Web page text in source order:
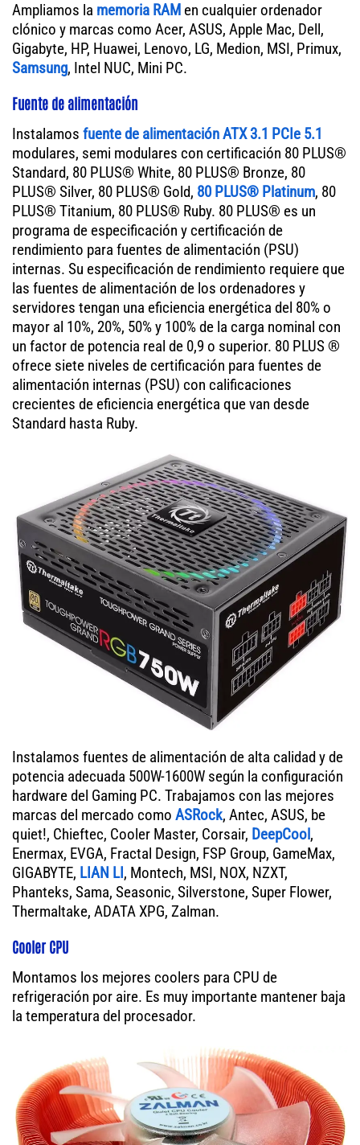
Ampliamos la memoria RAM en cualquier ordenador
clónico y marcas como Acer, ASUS, Apple Mac, Dell,
Gigabyte, HP, Huawei, Lenovo, LG, Medion, MSI, Primux,
Samsung, Intel NUC, Mini PC.
Fuente de alimentación
Instalamos fuente de alimentación ATX 3.1 PCIe 5.1
modulares, semi modulares con certificación 80 PLUS®
Standard, 80 PLUS® White, 80 PLUS® Bronze, 80
PLUS® Silver, 80 PLUS® Gold, 80 PLUS® Platinum, 80
PLUS® Titanium, 80 PLUS® Ruby. 80 PLUS® es un
programa de especificación y certificación de
rendimiento para fuentes de alimentación (PSU)
internas. Su especificación de rendimiento requiere que
las fuentes de alimentación de los ordenadores y
servidores tengan una eficiencia energética del 80% o
mayor al 10%, 20%, 50% y 100% de la carga nominal con
un factor de potencia real de 0,9 o superior. 80 PLUS ®
ofrece siete niveles de certificación para fuentes de
alimentación internas (PSU) con calificaciones
crecientes de eficiencia energética que van desde
Standard hasta Ruby.
Instalamos fuentes de alimentación de alta calidad y de
potencia adecuada 500W-1600W según la configuración
hardware del Gaming PC. Trabajamos con las mejores
marcas del mercado como ASRock, Antec, ASUS, be
quiet!, Chieftec, Cooler Master, Corsair, DeepCool,
Enermax, EVGA, Fractal Design, FSP Group, GameMax,
GIGABYTE, LIAN LI, Montech, MSI, NOX, NZXT,
Phanteks, Sama, Seasonic, Silverstone, Super Flower,
Thermaltake, ADATA XPG, Zalman.
Cooler CPU
Montamos los mejores coolers para CPU de
refrigeración por aire. Es muy importante mantener baja
la temperatura del procesador.